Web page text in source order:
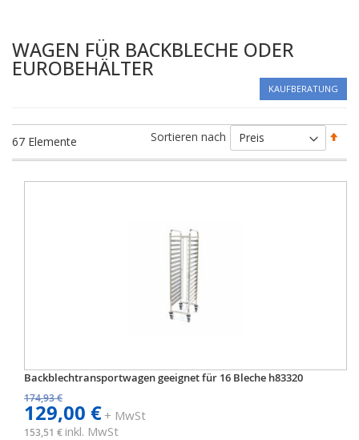
WAGEN FÜR BACKBLECHE ODER
EUROBEHÄLTER
KAUFBERATUNG
67 Elemente Sortieren nach
Backblechtransportwagen geeignet für 16 Bleche h83320
174,93 €
129,00 €+ MwSt
153,51 € inkl. MwSt